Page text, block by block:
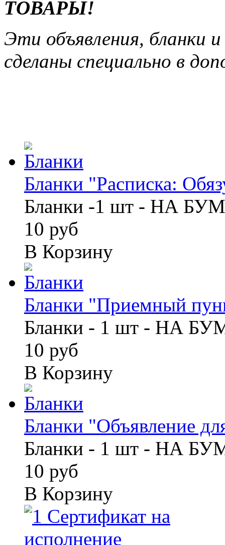
ТОВАРЫ!
Эти объявления, бланки
сделаны специально в
Бланки "Расписка:
Бланки -1 шт - НА
10 руб
В Корзину
Бланки "Приемный
Бланки - 1 шт - НА
10 руб
В Корзину
Бланки "Объявление
Бланки - 1 шт - НА
10 руб
В Корзину